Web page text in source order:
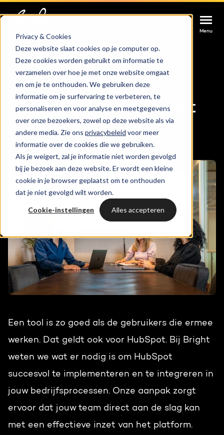
Privacy & Cookies
Deze website slaat cookies op je computer op.
Deze cookies worden gebruikt om informatie te
verzamelen over hoe je met onze website omgaat
en om je te onthouden. We gebruiken deze
informatie om je surfervaring te verbeteren, te
personaliseren en voor analyse en meetgegevens
over onze bezoekers, zowel op deze website als via
andere media. Zie ons privacybeleid voor meer
informatie over de cookies die we gebruiken.
Als je weigert, zal je informatie niet worden gevolgd
bij je bezoek aan deze website. Er wordt een kleine
cookie in je browser geplaatst om te onthouden
dat je niet gevolgd wilt worden.
Cookie-instellingen Alles accepteren
Menu
Menu
Services
HUBSPOT SERVICES
HubSpot implementatie
HubSpot automations
HubSpot integraties
HubSpot trainingen
GROWTH SERVICES
Marketing automation
AI services
Cases
Branches
Bright
WELKOM BIJ BRIGHT
Team
Contact
HubSpot partner
Werken bij
Inspiratie
LAAT JE INSPIREREN
Blog
Events & webinars
Kennisbank
HubSpot
PORTAL REVIEW
Menu
Could not loads results. Please refresh the
Home
HubSpot consultancy
HubSpot onboarding
Succesvol starten met
HubSpot
Een tool is zo goed als de gebruikers die ermee
werken. Dat geldt ook voor HubSpot. Bij Bright
weten we wat er nodig is om HubSpot
succesvol te implementeren en te integreren in
jouw bedrijfsprocessen. Onze aanpak zorgt
ervoor dat jouw team direct aan de slag kan
met een effectieve inzet van het platform.